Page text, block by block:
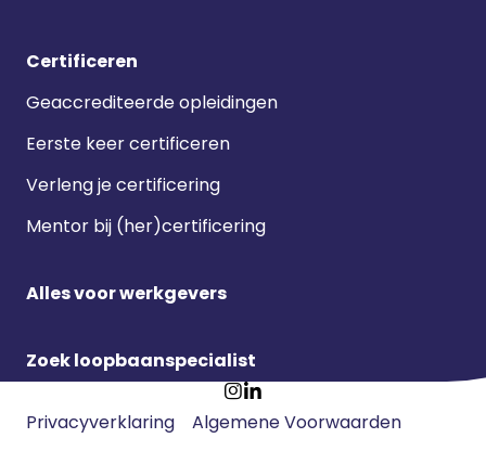
Certificeren
Geaccrediteerde opleidingen
Eerste keer certificeren
Verleng je certificering
Mentor bij (her)certificering
Alles voor werkgevers
Zoek loopbaanspecialist
GaGa
Footer
Privacyverklaring
Algemene Voorwaarden